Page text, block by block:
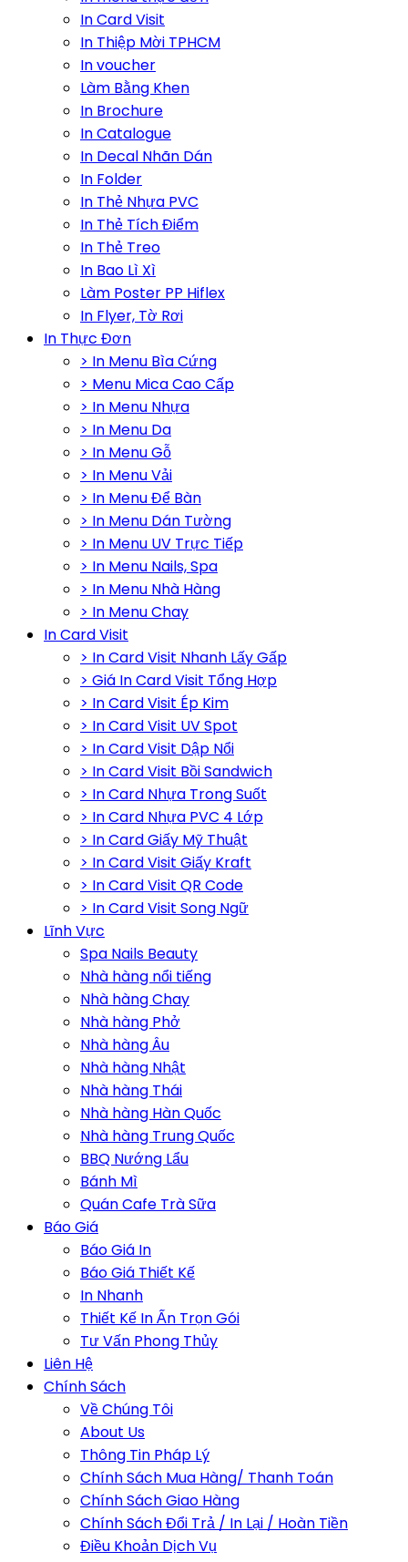
In Card Visit
In Thiệp Mời TPHCM
In voucher
Làm Bằng Khen
In Brochure
In Catalogue
In Decal Nhãn Dán
In Folder
In Thẻ Nhựa PVC
In Thẻ Tích Điểm
In Thẻ Treo
In Bao Lì Xì
Làm Poster PP Hiflex
In Flyer, Tờ Rơi
In Thực Đơn
> In Menu Bìa Cứng
> Menu Mica Cao Cấp
> In Menu Nhựa
> In Menu Da
> In Menu Gỗ
> In Menu Vải
> In Menu Để Bàn
> In Menu Dán Tường
> In Menu UV Trực Tiếp
> In Menu Nails, Spa
> In Menu Nhà Hàng
> In Menu Chay
In Card Visit
> In Card Visit Nhanh Lấy Gấp
> Giá In Card Visit Tổng Hợp
> In Card Visit Ép Kim
> In Card Visit UV Spot
> In Card Visit Dập Nổi
> In Card Visit Bồi Sandwich
> In Card Nhựa Trong Suốt
> In Card Nhựa PVC 4 Lớp
> In Card Giấy Mỹ Thuật
> In Card Visit Giấy Kraft
> In Card Visit QR Code
> In Card Visit Song Ngữ
Lĩnh Vực
Spa Nails Beauty
Nhà hàng nổi tiếng
Nhà hàng Chay
Nhà hàng Phở
Nhà hàng Âu
Nhà hàng Nhật
Nhà hàng Thái
Nhà hàng Hàn Quốc
Nhà hàng Trung Quốc
BBQ Nướng Lẩu
Bánh Mì
Quán Cafe Trà Sữa
Báo Giá
Báo Giá In
Báo Giá Thiết Kế
In Nhanh
Thiết Kế In Ấn Trọn Gói
Tư Vấn Phong Thủy
Liên Hệ
Chính Sách
Về Chúng Tôi
About Us
Thông Tin Pháp Lý
Chính Sách Mua Hàng/ Thanh Toán
Chính Sách Giao Hàng
Chính Sách Đổi Trả / In Lại / Hoàn Tiền
Điều Khoản Dịch Vụ